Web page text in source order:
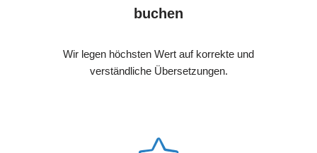
buchen
Wir legen höchsten Wert auf korrekte und
verständliche Übersetzungen.